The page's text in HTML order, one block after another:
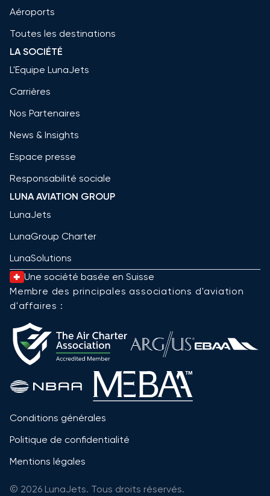
Aéroports
Toutes les destinations
LA SOCIÉTÉ
L'Equipe LunaJets
Carrières
Nos Partenaires
News & Insights
Espace presse
Responsabilité sociale
LUNA AVIATION GROUP
LunaJets
LunaGroup Charter
LunaSolutions
Une société basée en Suisse
Membre des principales associations d'aviation
d'affaires :
Conditions générales
Politique de confidentialité
Mentions légales
© 2026 LunaJets. Tous droits réservés.